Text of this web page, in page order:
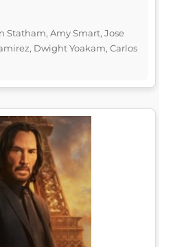
Statham, Amy Smart, Jose
Dwight Yoakam, Carlos